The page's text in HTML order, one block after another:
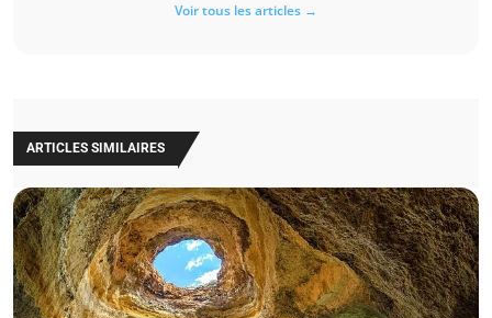
Voir tous les articles →
ARTICLES SIMILAIRES